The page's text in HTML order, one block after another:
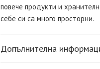
повече продукти и
себе си са много просторни.
Допълнителна